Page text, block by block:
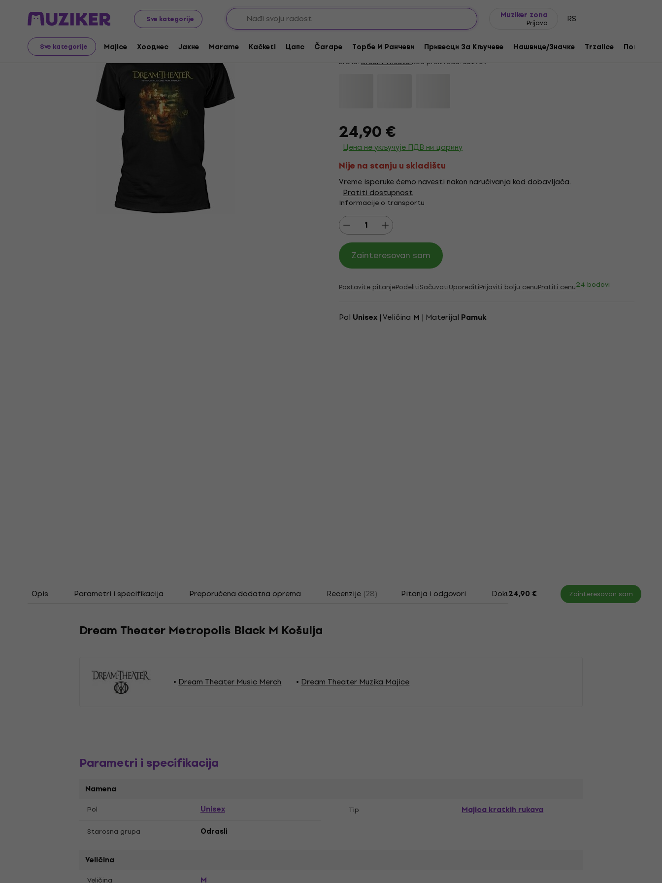
Sve kategorije
Muziker zona
Prijava RS
Sve kategorije Majice Хоодиес Јакне Marame Kačketi Цапс Čarape Торбе И Ранчеви Привесци За Кључеве Нашвице/Значке Trzalice Поклони
Merch Music Merch
Dream Theater Metropolis Black M Košulja
4,75/5 28 x ocenjeno
Brend: Dream TheaterKod proizvoda: 332909
24,90 €
Цена не укључује ПДВ ни царину
Nije na stanju u skladištu
Vreme isporuke ćemo navesti nakon naručivanja kod dobavljača.
Pratiti dostupnost
Informacije o transportu
Zainteresovan sam
Postavite pitanjePodelitiSačuvatiUporeditiPrijaviti bolju cenuPratiti cenu24 bodovi
Pol Unisex | Veličina M | Materijal Pamuk
Opis Parametri i specifikacija Preporučena dodatna oprema Recenzije (28) Pitanja i odgovori Dokumenti Size Chart
24,90 € Zainteresovan sam
Dream Theater Metropolis Black M Košulja
Dream Theater Music Merch Dream Theater Muzika Majice
Parametri i specifikacija
Namena
Pol Unisex Tip Majica kratkih rukava
Starosna grupa Odrasli
Veličina
Veličina M